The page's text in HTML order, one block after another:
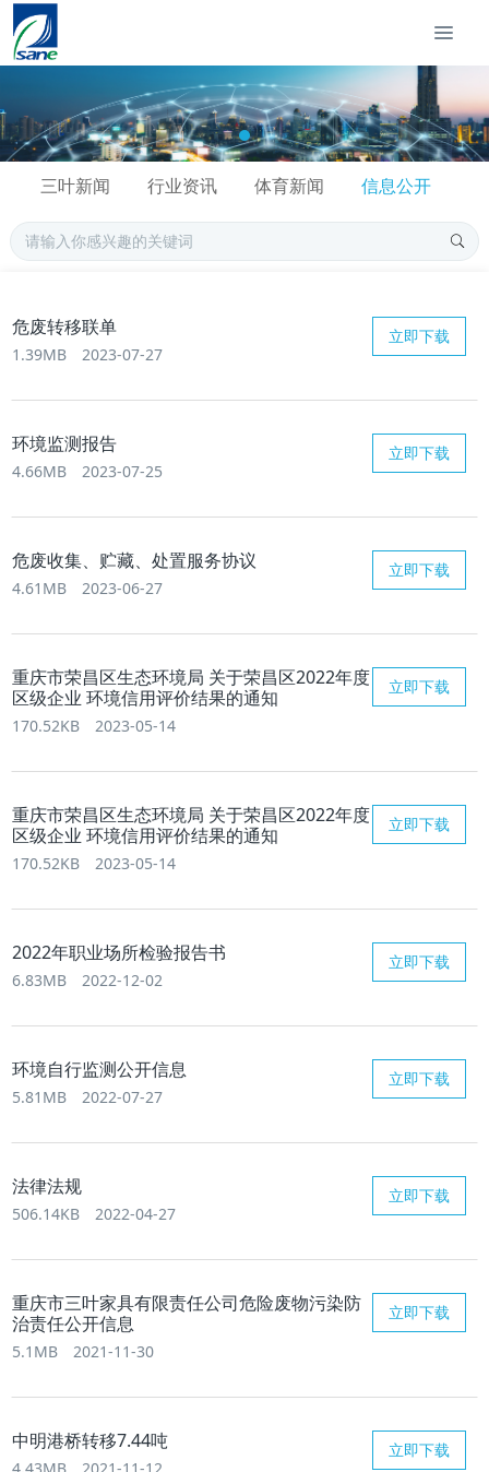
三叶新闻 行业资讯 体育新闻 信息公开
立即下载
危废转移联单
1.39MB 2023-07-27
立即下载
环境监测报告
4.66MB 2023-07-25
立即下载
危废收集、贮藏、处置服务协议
4.61MB 2023-06-27
立即下载
重庆市荣昌区生态环境局 关于荣昌区2022年度
区级企业 环境信用评价结果的通知
170.52KB 2023-05-14
立即下载
重庆市荣昌区生态环境局 关于荣昌区2022年度
区级企业 环境信用评价结果的通知
170.52KB 2023-05-14
立即下载
2022年职业场所检验报告书
6.83MB 2022-12-02
立即下载
环境自行监测公开信息
5.81MB 2022-07-27
立即下载
法律法规
506.14KB 2022-04-27
立即下载
重庆市三叶家具有限责任公司危险废物污染防
治责任公开信息
5.1MB 2021-11-30
立即下载
中明港桥转移7.44吨
4.43MB 2021-11-12